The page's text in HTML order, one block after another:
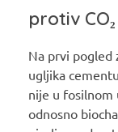
protiv CO₂
Na prvi pogled
ugljika
nije u fosilnom
odnosno